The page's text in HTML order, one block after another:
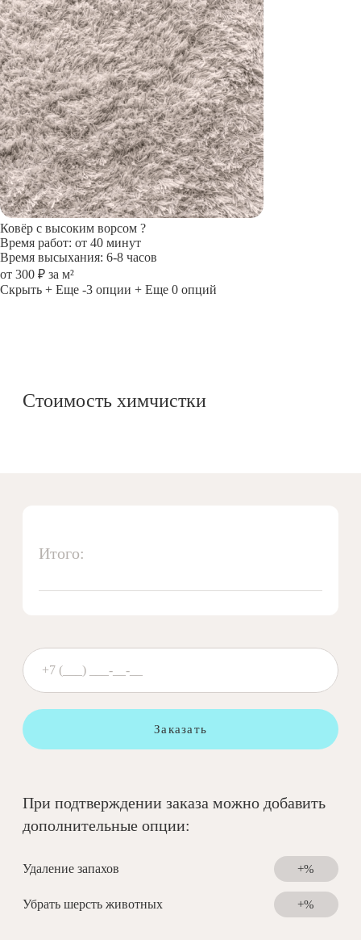
Ковёр с высоким ворсом ?
Время работ: от 40 минут
Время высыхания: 6-8 часов
от 300 ₽ за м²
Скрыть + Еще -3 опции + Еще 0 опций
Стоимость химчистки
Итого:
Заказать
При подтверждении заказа можно добавить
дополнительные опции:
Удаление запахов +%
Убрать шерсть животных +%